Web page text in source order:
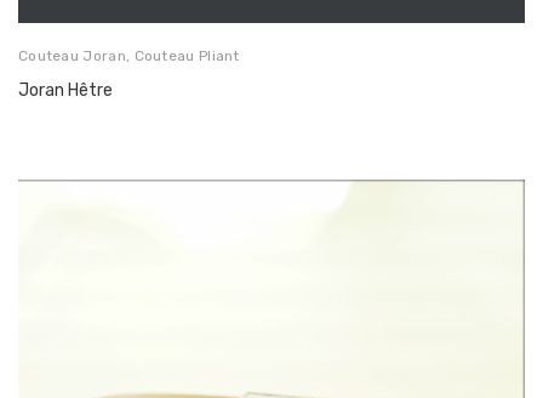
Couteau Joran, Couteau Pliant
Joran Hêtre